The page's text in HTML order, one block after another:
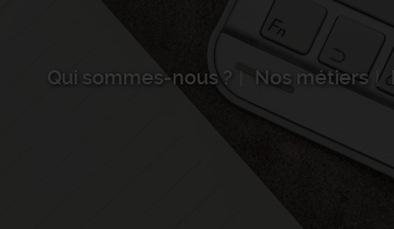
Qui sommes-nous ? Nos métiers